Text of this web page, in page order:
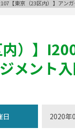
【東京（23区内）】アン
）】
メント
日 2020年